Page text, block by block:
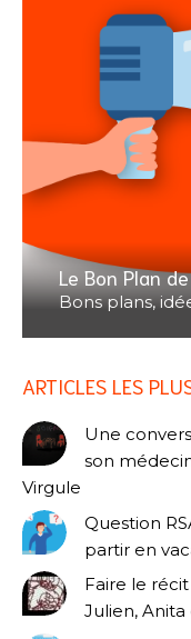
Le Bon Plan
Bons plans,
ARTICLES LES
Une
son
Virgule
Question
partir en
Faire le
Julien, Anita